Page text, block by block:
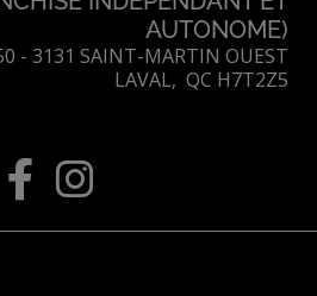
AUTONOME)
- 3131 SAINT-MARTIN OUEST
LAVAL, QC H7T2Z5